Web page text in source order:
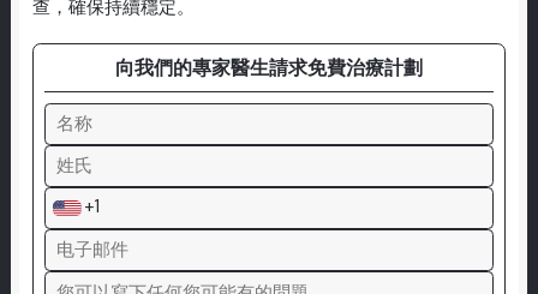
查，確保持續穩定。
向我們的專家醫生請求免費治療計劃
+1